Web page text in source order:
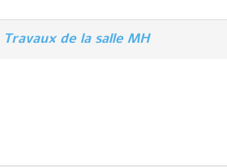
Travaux de la salle MH